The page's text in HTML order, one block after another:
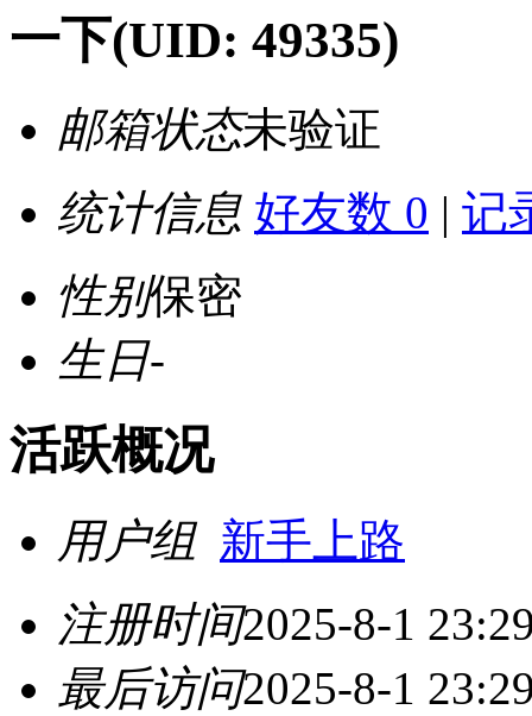
一下(UID: 49335)
邮箱状态未验证
统计信息 好友数 0 | 记
性别保密
生日-
活跃概况
用户组 新手上路
注册时间2025-8-1
最后访问2025-8-1